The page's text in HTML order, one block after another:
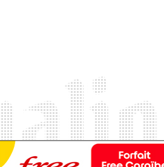
SimpleAds Block Bannière